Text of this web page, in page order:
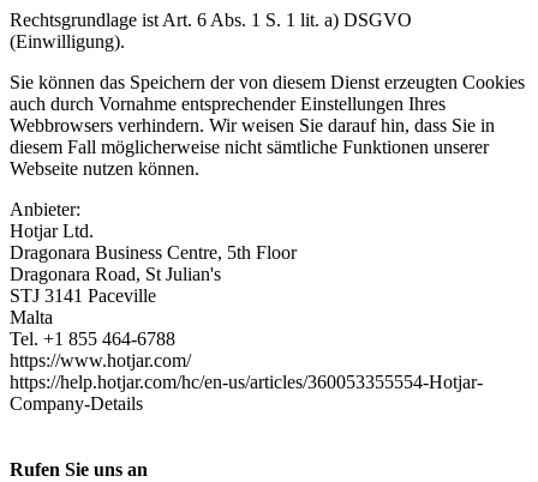
Rechtsgrundlage ist Art. 6 Abs. 1 S. 1 lit. a) DSGVO
(Einwilligung).
Sie können das Speichern der von diesem Dienst erzeugten Cookies
auch durch Vornahme entsprechender Einstellungen Ihres
Webbrowsers verhindern. Wir weisen Sie darauf hin, dass Sie in
diesem Fall möglicherweise nicht sämtliche Funktionen unserer
Webseite nutzen können.
Anbieter:
Hotjar Ltd.
Dragonara Business Centre, 5th Floor
Dragonara Road, St Julian's
STJ 3141 Paceville
Malta
Tel. +1 855 464-6788
https://www.hotjar.com/
https://help.hotjar.com/hc/en-us/articles/360053355554-Hotjar-
Company-Details
Rufen Sie uns an